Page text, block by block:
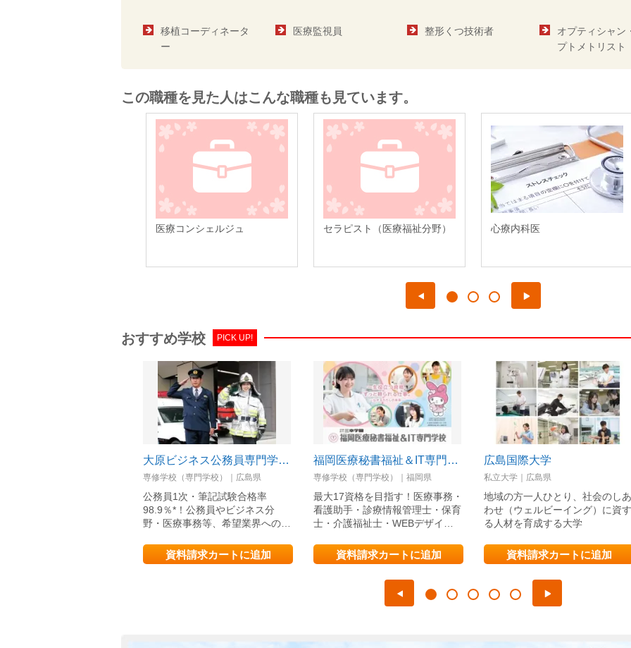
移植コーディネータ
ー
医療監視員 整形くつ技術者
オプティシャン
プトメトリスト
この職種を見た人はこんな職種も見ています。
医療コンシェルジュ セラピスト（医療福祉分野） 心療内科医
おすすめ学校 PICK UP!
大原ビジネス公務員専門学校広島校
専修学校（専門学校）｜広島県
公務員1次・筆記試験合格率
98.9％*！公務員やビジネス分
野・医療事務等、希望業界への…
資料請求カートに追加
福岡医療秘書福祉＆IT専門学校
専修学校（専門学校）｜福岡県
最大17資格を目指す！医療事務・
看護助手・診療情報管理士・保育
士・介護福祉士・WEBデザイ…
資料請求カートに追加
広島国際大学
私立大学｜広島県
地域の方一人ひとり、社会のしあ
わせ（ウェルビーイング）に資す
る人材を育成する大学
資料請求カートに追加